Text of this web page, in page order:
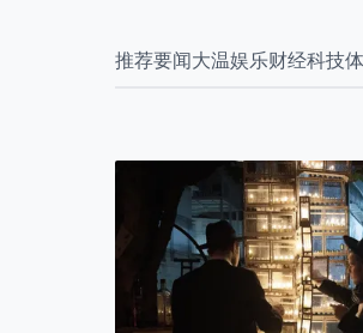
推荐 要闻 大温 娱乐 财经 科技